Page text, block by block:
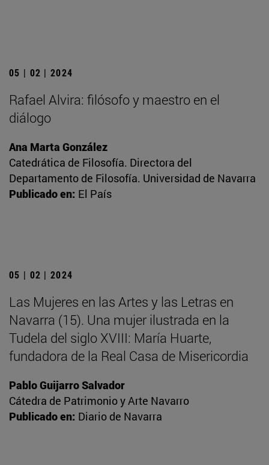
05 | 02 | 2024
Rafael Alvira: filósofo y maestro en el
diálogo
Ana Marta González
Catedrática de Filosofía. Directora del
Departamento de Filosofía. Universidad de Navarra
Publicado en: El País
05 | 02 | 2024
Las Mujeres en las Artes y las Letras en
Navarra (15). Una mujer ilustrada en la
Tudela del siglo XVIII: María Huarte,
fundadora de la Real Casa de Misericordia
Pablo Guijarro Salvador
Cátedra de Patrimonio y Arte Navarro
Publicado en: Diario de Navarra